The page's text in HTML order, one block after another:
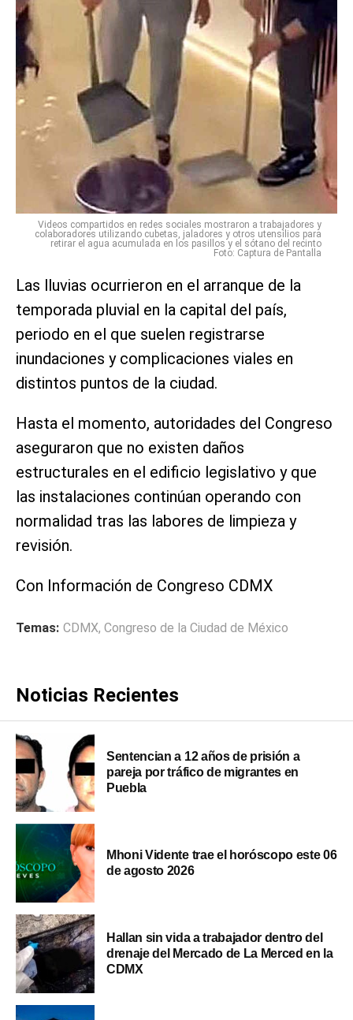
Videos compartidos en redes sociales mostraron a trabajadores y
colaboradores utilizando cubetas, jaladores y otros utensilios para
retirar el agua acumulada en los pasillos y el sótano del recinto
Foto: Captura de Pantalla
Las lluvias ocurrieron en el arranque de la
temporada pluvial en la capital del país,
periodo en el que suelen registrarse
inundaciones y complicaciones viales en
distintos puntos de la ciudad.
Hasta el momento, autoridades del Congreso
aseguraron que no existen daños
estructurales en el edificio legislativo y que
las instalaciones continúan operando con
normalidad tras las labores de limpieza y
revisión.
Con Información de Congreso CDMX
Temas: CDMX, Congreso de la Ciudad de México
Noticias Recientes
Sentencian a 12 años de prisión a
pareja por tráfico de migrantes en
Puebla
Mhoni Vidente trae el horóscopo este 06
de agosto 2026
Hallan sin vida a trabajador dentro del
drenaje del Mercado de La Merced en la
CDMX